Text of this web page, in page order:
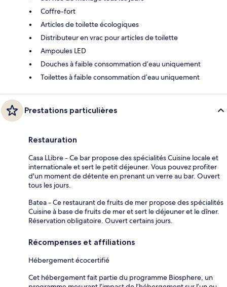
Coffre-fort
Articles de toilette écologiques
Distributeur en vrac pour articles de toilette
Ampoules LED
Douches à faible consommation d’eau uniquement
Toilettes à faible consommation d’eau uniquement
Prestations particulières
Restauration
Casa LLibre - Ce bar propose des spécialités Cuisine locale et
internationale et sert le petit déjeuner. Vous pouvez profiter
d'un moment de détente en prenant un verre au bar. Ouvert
tous les jours.
Batea - Ce restaurant de fruits de mer propose des spécialités
Cuisine à base de fruits de mer et sert le déjeuner et le dîner.
Réservation obligatoire. Ouvert certains jours.
Récompenses et affiliations
Hébergement écocertifié
Cet hébergement fait partie du programme Biosphere, un